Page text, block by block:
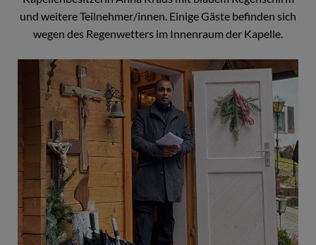
und weitere Teilnehmer/innen. Einige Gäste befinden sich
wegen des Regenwetters im Innenraum der Kapelle.